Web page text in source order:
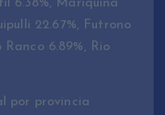
6.38%, Mariquina
22.67%, Futrono
Ranco 6.89%, Rio
por provincia